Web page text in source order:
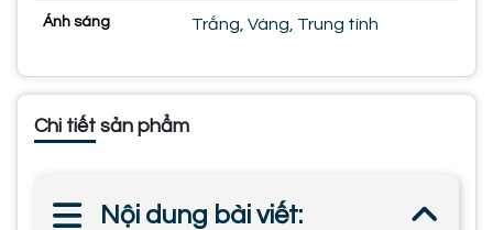
Ánh sáng Trắng, Vàng, Trung tính
Chi tiết sản phẩm
Nội dung bài viết: